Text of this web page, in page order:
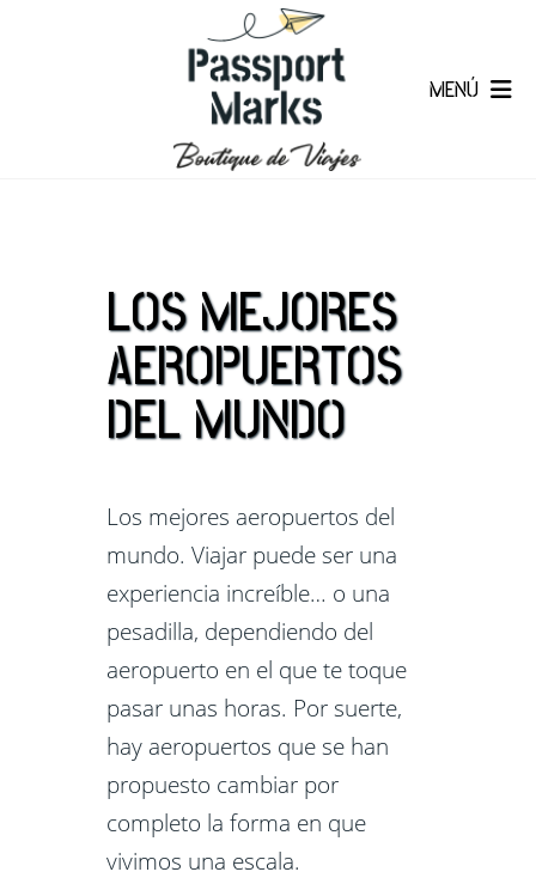
MENÚ
LOS MEJORES
AEROPUERTOS
DEL MUNDO
Los mejores aeropuertos del
mundo. Viajar puede ser una
experiencia increíble… o una
pesadilla, dependiendo del
aeropuerto en el que te toque
pasar unas horas. Por suerte,
hay aeropuertos que se han
propuesto cambiar por
completo la forma en que
vivimos una escala.